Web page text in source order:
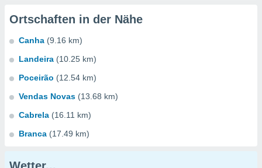
Ortschaften in der Nähe
Canha (9.16 km)
Landeira (10.25 km)
Poceirão (12.54 km)
Vendas Novas (13.68 km)
Cabrela (16.11 km)
Branca (17.49 km)